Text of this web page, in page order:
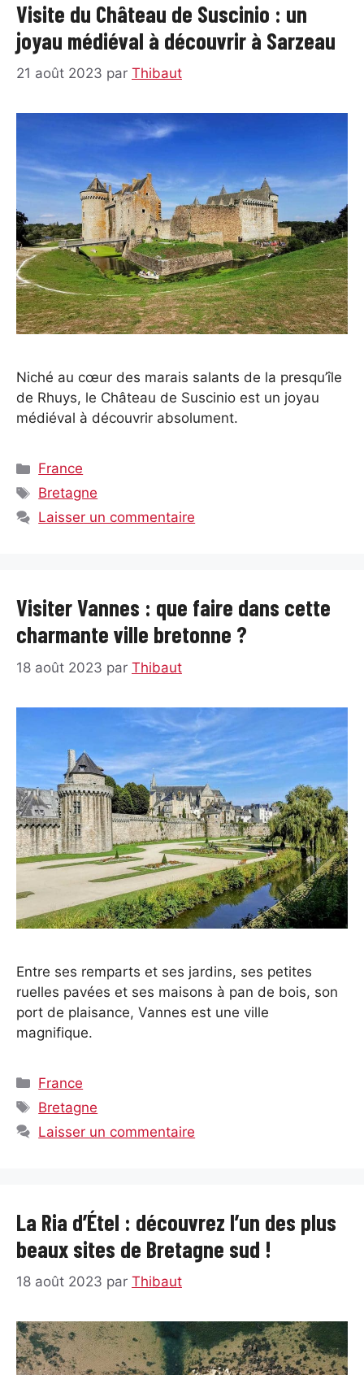
Visite du Château de Suscinio : un
joyau médiéval à découvrir à Sarzeau
21 août 2023 par Thibaut
Niché au cœur des marais salants de la presqu’île
de Rhuys, le Château de Suscinio est un joyau
médiéval à découvrir absolument.
Catégories
France
Étiquettes
Bretagne
Laisser un commentaire
Visiter Vannes : que faire dans cette
charmante ville bretonne ?
18 août 2023 par Thibaut
Entre ses remparts et ses jardins, ses petites
ruelles pavées et ses maisons à pan de bois, son
port de plaisance, Vannes est une ville
magnifique.
Catégories
France
Étiquettes
Bretagne
Laisser un commentaire
La Ria d’Étel : découvrez l’un des plus
beaux sites de Bretagne sud !
18 août 2023 par Thibaut